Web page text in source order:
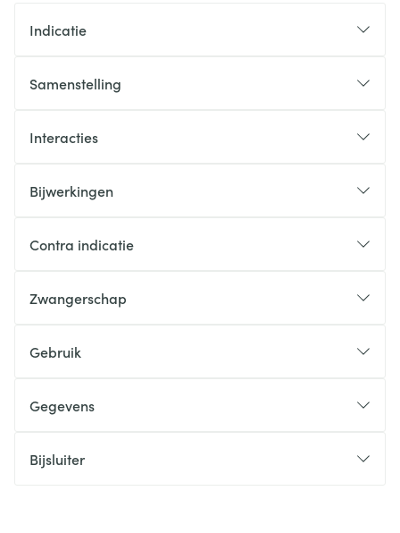
Indicatie
Samenstelling
Interacties
Bijwerkingen
Contra indicatie
Zwangerschap
Gebruik
Gegevens
Bijsluiter